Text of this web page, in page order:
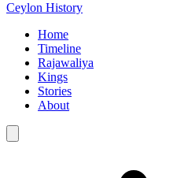
Ceylon History
Home
Timeline
Rajawaliya
Kings
Stories
About